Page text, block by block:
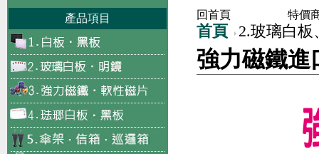
產品項目 回首頁 特價
首頁 2.玻璃白板
強力磁鐵進